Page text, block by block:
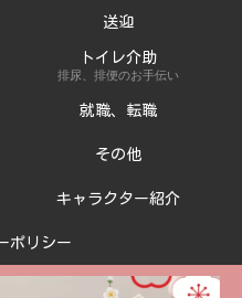
送迎
トイレ介助
排尿、排便のお手伝い
就職、転職
その他
キャラクター紹介
ポリシー